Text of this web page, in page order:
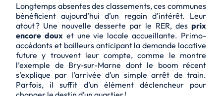
Longtemps absentes des classements, ces communes
bénéficient aujourd’hui d’un regain d’intérêt. Leur
atout ? Une nouvelle desserte par le RER, des prix
encore doux et une vie locale accueillante. Primo-
accédants et bailleurs anticipant la demande locative
future y trouvent leur compte, comme le montre
l’exemple de Bry-sur-Marne dont le boom récent
s’explique par l’arrivée d’un simple arrêt de train.
Parfois, il suffit d’un élément déclencheur pour